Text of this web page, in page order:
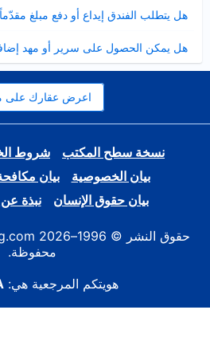
هل يتطلب الفندق إيداع أو دفع مبلغ
مصغر
هل يمكن الحصول على سرير أو مهد
مصغر
اعرض عقارك على
نسخة سطح المكتب شروط
بيان الخصوصية
بيان
بيان حقوق الإنسان
نبذة عن Booking.com
محفوظة.
هويتكم المرجعية هي: